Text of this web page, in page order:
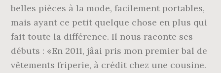
belles pièces à la mode, facilement portables,
mais ayant ce petit quelque chose en plus qui
fait toute la différence. Il nous raconte ses
débuts : «En 2011, jâai pris mon premier bal de
vêtements friperie, à crédit chez une cousine.